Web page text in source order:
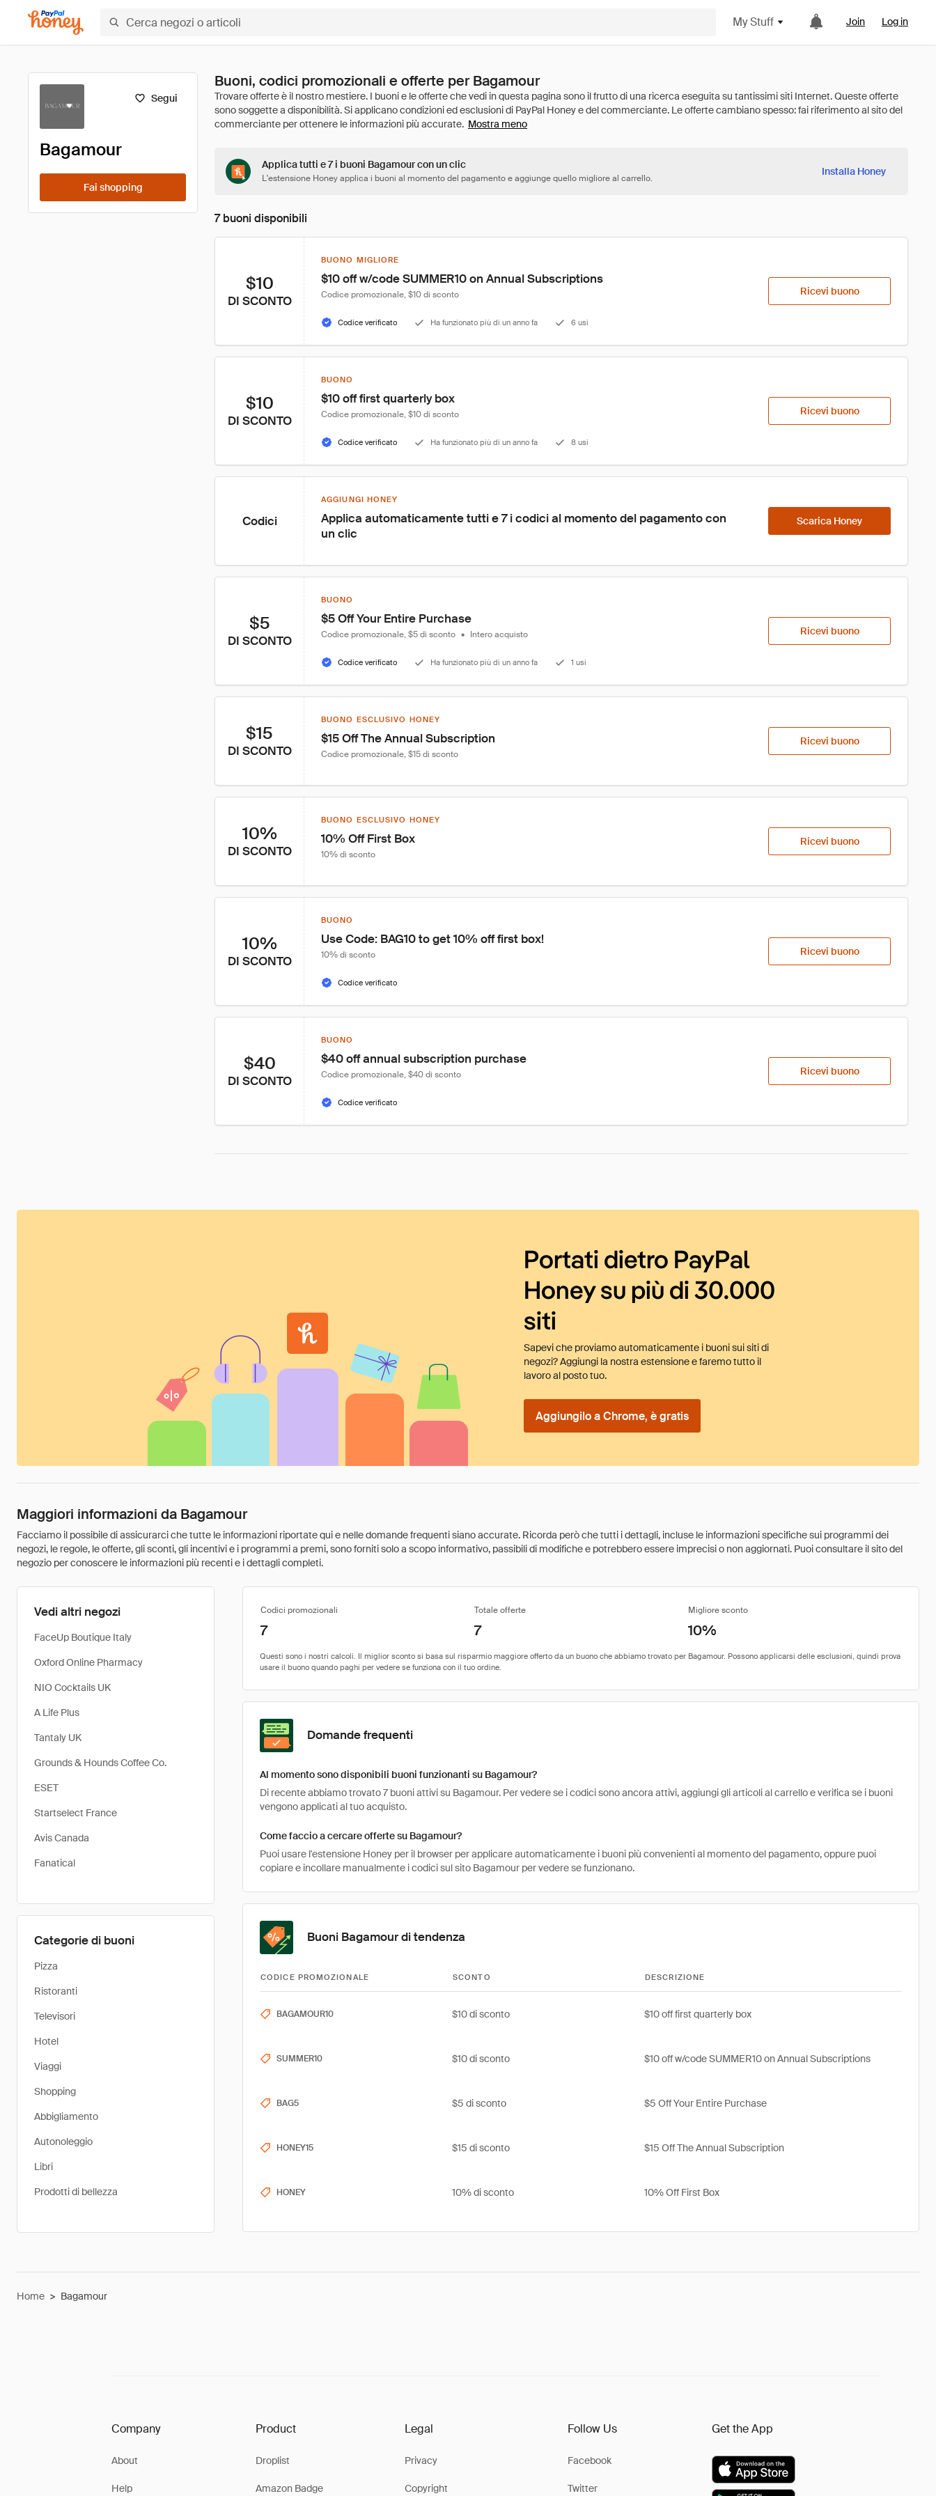
My Stuff Join Log in
Segui
Bagamour
Fai shopping
Buoni, codici promozionali e offerte per Bagamour
Mostra meno
Applica tutti e 7 i buoni Bagamour con un clic
L'estensione Honey applica i buoni al momento del pagamento e aggiunge quello migliore al carrello.
Installa Honey
7 buoni disponibili
$10
DI SCONTO
BUONO MIGLIORE
$10 off w/code SUMMER10 on Annual Subscriptions
Codice promozionale, $10 di sconto
Codice verificato Ha funzionato più di un anno fa 6 usi
Ricevi buono
$10
DI SCONTO
BUONO
$10 off first quarterly box
Codice promozionale, $10 di sconto
Codice verificato Ha funzionato più di un anno fa 8 usi
Ricevi buono
Codici
AGGIUNGI HONEY
Applica automaticamente tutti e 7 i codici al momento del pagamento con
un clic
Scarica Honey
$5
DI SCONTO
BUONO
$5 Off Your Entire Purchase
Codice promozionale, $5 di sconto • Intero acquisto
Codice verificato Ha funzionato più di un anno fa 1 usi
Ricevi buono
$15
DI SCONTO
BUONO ESCLUSIVO HONEY
$15 Off The Annual Subscription
Codice promozionale, $15 di sconto
Ricevi buono
10%
DI SCONTO
BUONO ESCLUSIVO HONEY
10% Off First Box
10% di sconto
Ricevi buono
10%
DI SCONTO
BUONO
Use Code: BAG10 to get 10% off first box!
10% di sconto
Codice verificato
Ricevi buono
$40
DI SCONTO
BUONO
$40 off annual subscription purchase
Codice promozionale, $40 di sconto
Codice verificato
Ricevi buono
Portati dietro PayPal
Honey su più di 30.000
siti
Sapevi che proviamo automaticamente i buoni sui siti di
negozi? Aggiungi la nostra estensione e faremo tutto il
lavoro al posto tuo.
Aggiungilo a Chrome, è gratis
Maggiori informazioni da Bagamour
Facciamo il possibile di assicurarci che tutte le informazioni riportate qui e nelle domande frequenti siano accurate. Ricorda però che tutti i dettagli, incluse le informazioni specifiche sui programmi dei
negozi, le regole, le offerte, gli sconti, gli incentivi e i programmi a premi, sono forniti solo a scopo informativo, passibili di modifiche e potrebbero essere imprecisi o non aggiornati. Puoi consultare il sito del
negozio per conoscere le informazioni più recenti e i dettagli completi.
Vedi altri negozi
FaceUp Boutique Italy
Oxford Online Pharmacy
NIO Cocktails UK
A Life Plus
Tantaly UK
Grounds & Hounds Coffee Co.
ESET
Startselect France
Avis Canada
Fanatical
Categorie di buoni
Pizza
Ristoranti
Televisori
Hotel
Viaggi
Shopping
Abbigliamento
Autonoleggio
Libri
Prodotti di bellezza
Codici promozionali Totale offerte Migliore sconto
7 7 10%
Domande frequenti
Al momento sono disponibili buoni funzionanti su Bagamour?
Di recente abbiamo trovato 7 buoni attivi su Bagamour. Per vedere se i codici sono ancora attivi, aggiungi gli articoli al carrello e verifica se i buoni
vengono applicati al tuo acquisto.
Come faccio a cercare offerte su Bagamour?
Puoi usare l'estensione Honey per il browser per applicare automaticamente i buoni più convenienti al momento del pagamento, oppure puoi
copiare e incollare manualmente i codici sul sito Bagamour per vedere se funzionano.
Buoni Bagamour di tendenza
CODICE PROMOZIONALE SCONTO DESCRIZIONE
BAGAMOUR10 $10 di sconto $10 off first quarterly box
SUMMER10 $10 di sconto $10 off w/code SUMMER10 on Annual Subscriptions
BAG5 $5 di sconto $5 Off Your Entire Purchase
HONEY15 $15 di sconto $15 Off The Annual Subscription
HONEY 10% di sconto 10% Off First Box
Home > Bagamour
Company
About
Help
Product
Droplist
Amazon Badge
Legal
Privacy
Copyright
Follow Us
Facebook
Twitter
Get the App